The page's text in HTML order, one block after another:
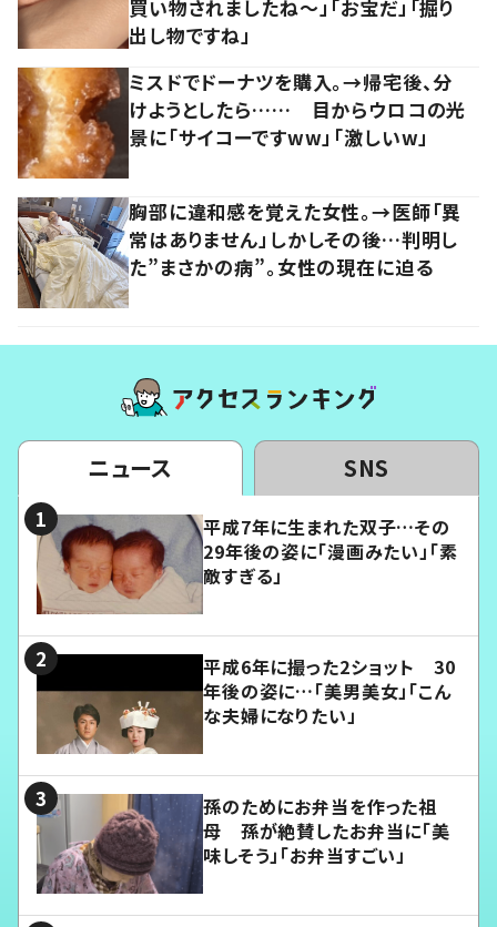
買い物されましたね～」「お宝だ」「掘り
出し物ですね」
ミスドでドーナツを購入。→帰宅後、分
けようとしたら…… 目からウロコの光
景に「サイコーですww」「激しいw」
胸部に違和感を覚えた女性。→医師「異
常はありません」しかしその後…判明し
た”まさかの病”。女性の現在に迫る
ニュース SNS
平成7年に生まれた双子…その
29年後の姿に「漫画みたい」「素
敵すぎる」
平成6年に撮った2ショット 30
年後の姿に…「美男美女」「こん
な夫婦になりたい」
孫のためにお弁当を作った祖
母 孫が絶賛したお弁当に「美
味しそう」「お弁当すごい」